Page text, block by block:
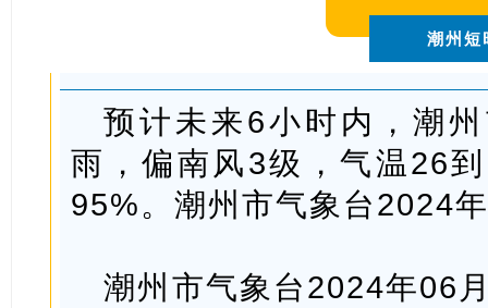
潮州短
预计未来6小时内，潮
雨，偏南风3级，气温26
95%。潮州市气象台2024
潮州市气象台2024年06